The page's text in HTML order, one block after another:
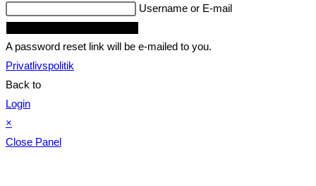
Username or E-mail
A password reset link will be e-mailed to you.
Privatlivspolitik
Back to
Login
×
Close Panel